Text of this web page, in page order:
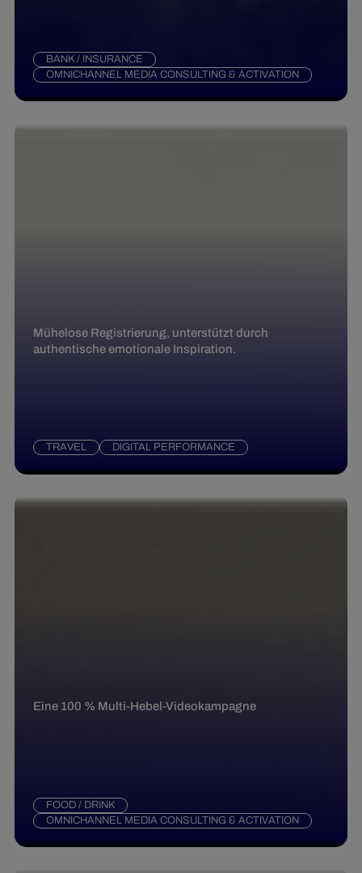
BANK / INSURANCE
OMNICHANNEL MEDIA CONSULTING & ACTIVATION
Mühelose Registrierung, unterstützt durch
authentische emotionale Inspiration.
TRAVEL DIGITAL PERFORMANCE
Eine 100 % Multi-Hebel-Videokampagne
FOOD / DRINK
OMNICHANNEL MEDIA CONSULTING & ACTIVATION